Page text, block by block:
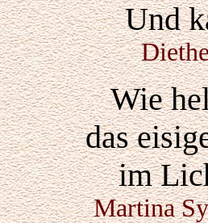
Und
Wie
das
im
Martina